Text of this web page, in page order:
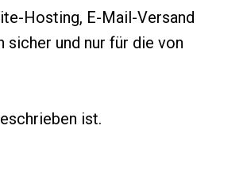
Hosting, E-Mail-Versand
und nur für die von
ist.